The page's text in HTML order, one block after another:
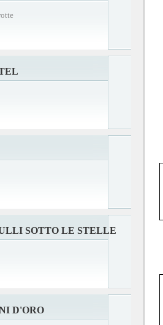
SOTTO LE STELLE
D'ORO